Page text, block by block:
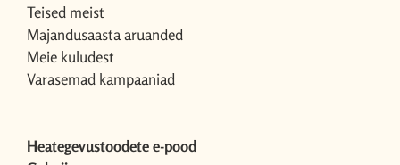
Teised meist
Majandusaasta aruanded
Meie kuludest
Varasemad kampaaniad
Heategevustoodete e-pood